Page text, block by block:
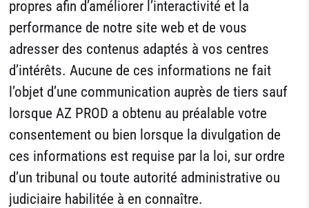
propres afin d’améliorer l’interactivité et la
performance de notre site web et de vous
adresser des contenus adaptés à vos centres
d’intérêts. Aucune de ces informations ne fait
l’objet d’une communication auprès de tiers sauf
lorsque AZ PROD a obtenu au préalable votre
consentement ou bien lorsque la divulgation de
ces informations est requise par la loi, sur ordre
d’un tribunal ou toute autorité administrative ou
judiciaire habilitée à en connaître.